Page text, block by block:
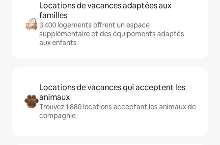
Locations de vacances adaptées aux
familles
3 400 logements offrent un espace
supplémentaire et des équipements adaptés
aux enfants
Locations de vacances qui acceptent les
animaux
Trouvez 1 880 locations acceptant les animaux de
compagnie